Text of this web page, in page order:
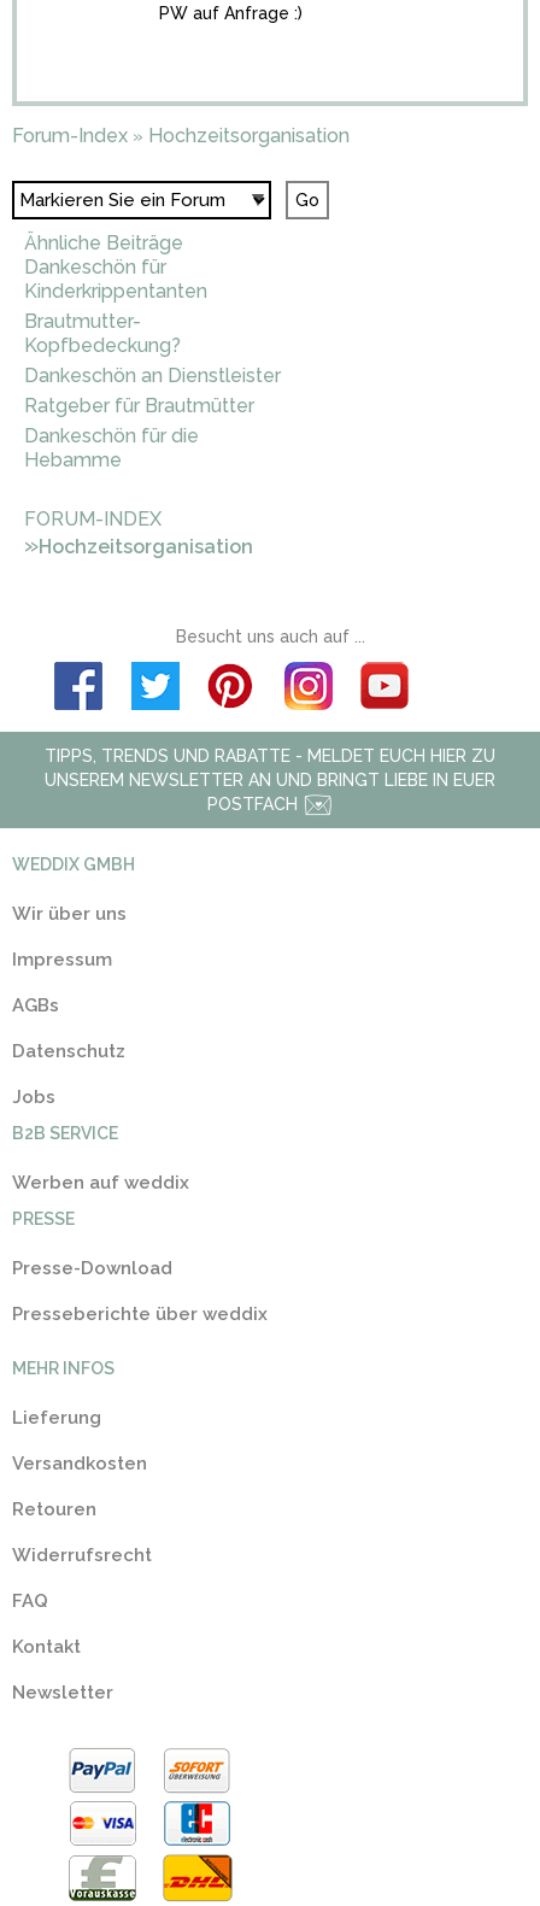
PW auf Anfrage :)
Forum-Index » Hochzeitsorganisation
Ähnliche Beiträge
Dankeschön für
Kinderkrippentanten
Brautmutter-
Kopfbedeckung?
Dankeschön an Dienstleister
Ratgeber für Brautmütter
Dankeschön für die
Hebamme
FORUM-INDEX
»Hochzeitsorganisation
Besucht uns auch auf ...
TIPPS, TRENDS UND RABATTE - MELDET EUCH HIER ZU
UNSEREM NEWSLETTER AN UND BRINGT LIEBE IN EUER
POSTFACH
WEDDIX GMBH
Wir über uns
Impressum
AGBs
Datenschutz
Jobs
B2B SERVICE
Werben auf weddix
PRESSE
Presse-Download
Presseberichte über weddix
MEHR INFOS
Lieferung
Versandkosten
Retouren
Widerrufsrecht
FAQ
Kontakt
Newsletter